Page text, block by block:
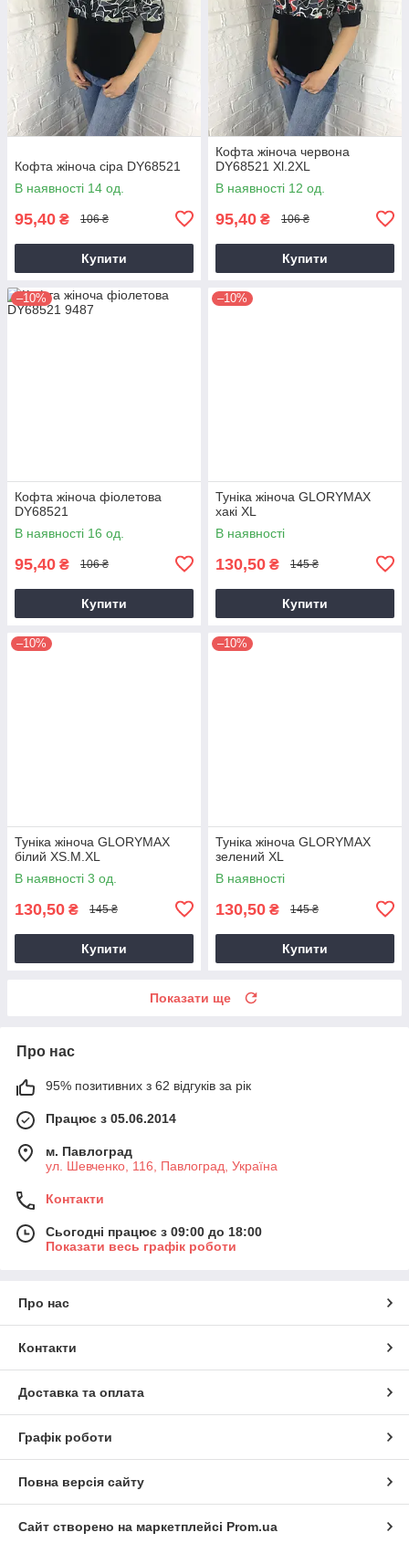
Кофта жіноча сіра DY68521
В наявності 14 од.
95,40 ₴ 106 ₴
Купити
Кофта жіноча червона
DY68521 Xl.2XL
В наявності 12 од.
95,40 ₴ 106 ₴
Купити
–10%
Кофта жіноча фіолетова
DY68521
В наявності 16 од.
95,40 ₴ 106 ₴
Купити
–10%
Туніка жіноча GLORYMAX
хакі XL
В наявності
130,50 ₴ 145 ₴
Купити
–10%
Туніка жіноча GLORYMAX
білий XS.M.XL
В наявності 3 од.
130,50 ₴ 145 ₴
Купити
–10%
Туніка жіноча GLORYMAX
зелений XL
В наявності
130,50 ₴ 145 ₴
Купити
Показати ще
Про нас
95% позитивних з 62 відгуків за рік
Працює з 05.06.2014
м. Павлоград
ул. Шевченко, 116, Павлоград, Україна
Контакти
Сьогодні працює з 09:00 до 18:00
Показати весь графік роботи
Про нас
Контакти
Доставка та оплата
Графік роботи
Повна версія сайту
Сайт створено на маркетплейсі Prom.ua